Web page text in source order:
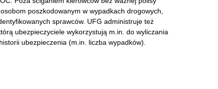
poszkodowanym w wypadkach drogowych,
sprawców. UFG administruje też
ubezpieczyciele wykorzystują m.in. do wyliczania
ubezpieczenia (m.in. liczba wypadków).